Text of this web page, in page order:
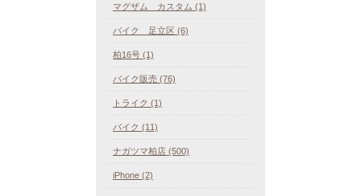
マグザム カスタム (1)
バイク 足立区 (6)
柏16号 (1)
バイク販売 (76)
トライク (1)
バイク (11)
ナガツマ柏店 (500)
iPhone (2)